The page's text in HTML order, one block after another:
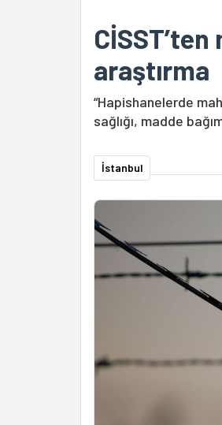
araştırma
“Hapishanelerde
sağlığı, madde
İstanbul